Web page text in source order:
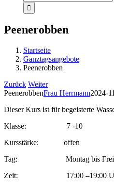
nach:
Peenerobben
Startseite
Ganztagsangebote
Peenerobben
Zurück Weiter
PeenerobbenFrau Herrmann2024-
Dieser Kurs ist für begeisterte
Klasse: 7 -10
Kursstärke: offen
Tag: Montag bis
Zeit: 17:00 –19:00